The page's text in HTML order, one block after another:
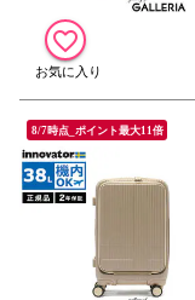
8/7時点_ポイント最大11倍